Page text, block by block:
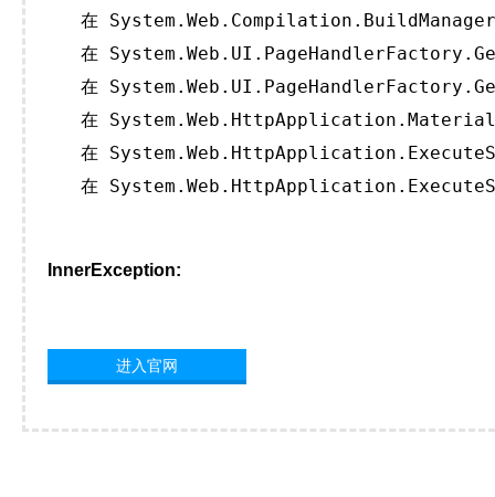
在
在
在
在
在
在
InnerException:
进入官网